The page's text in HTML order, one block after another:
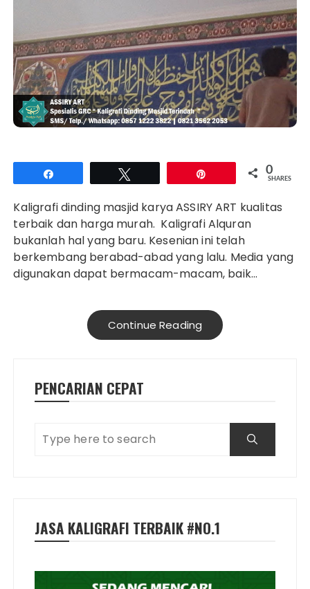
0
SHARES
Kaligrafi dinding masjid karya ASSIRY ART kualitas
terbaik dan harga murah. Kaligrafi Alquran
bukanlah hal yang baru. Kesenian ini telah
berkembang berabad-abad yang lalu. Media yang
digunakan dapat bermacam-macam, baik…
Continue Reading
PENCARIAN CEPAT
JASA KALIGRAFI TERBAIK #NO.1